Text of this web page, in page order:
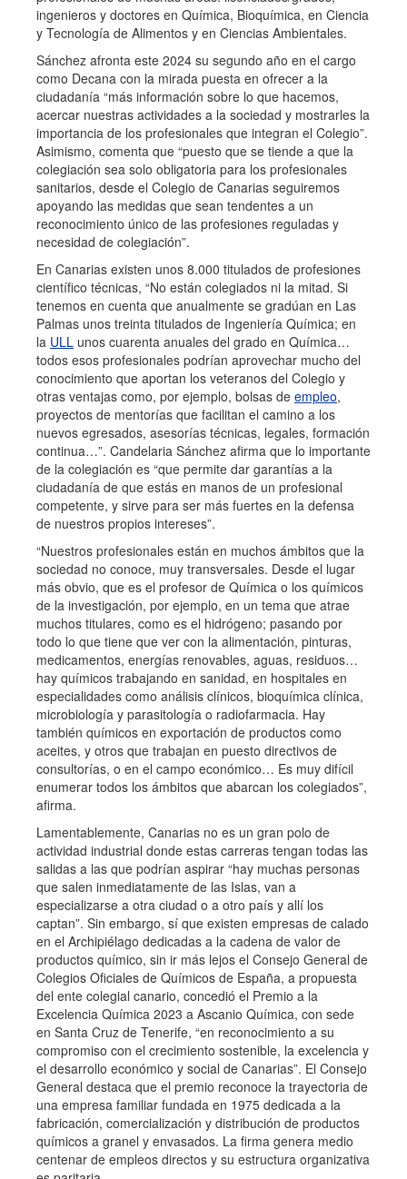
ingenieros y doctores en Química, Bioquímica, en Ciencia
y Tecnología de Alimentos y en Ciencias Ambientales.
Sánchez afronta este 2024 su segundo año en el cargo
como Decana con la mirada puesta en ofrecer a la
ciudadanía “más información sobre lo que hacemos,
acercar nuestras actividades a la sociedad y mostrarles la
importancia de los profesionales que integran el Colegio”.
Asimismo, comenta que “puesto que se tiende a que la
colegiación sea solo obligatoria para los profesionales
sanitarios, desde el Colegio de Canarias seguiremos
apoyando las medidas que sean tendentes a un
reconocimiento único de las profesiones reguladas y
necesidad de colegiación”.
En Canarias existen unos 8.000 titulados de profesiones
científico técnicas, “No están colegiados ni la mitad. Si
tenemos en cuenta que anualmente se gradúan en Las
Palmas unos treinta titulados de Ingeniería Química; en
la ULL unos cuarenta anuales del grado en Química…
todos esos profesionales podrían aprovechar mucho del
conocimiento que aportan los veteranos del Colegio y
otras ventajas como, por ejemplo, bolsas de empleo,
proyectos de mentorías que facilitan el camino a los
nuevos egresados, asesorías técnicas, legales, formación
continua…”. Candelaria Sánchez afirma que lo importante
de la colegiación es “que permite dar garantías a la
ciudadanía de que estás en manos de un profesional
competente, y sirve para ser más fuertes en la defensa
de nuestros propios intereses”.
“Nuestros profesionales están en muchos ámbitos que la
sociedad no conoce, muy transversales. Desde el lugar
más obvio, que es el profesor de Química o los químicos
de la investigación, por ejemplo, en un tema que atrae
muchos titulares, como es el hidrógeno; pasando por
todo lo que tiene que ver con la alimentación, pinturas,
medicamentos, energías renovables, aguas, residuos…
hay químicos trabajando en sanidad, en hospitales en
especialidades como análisis clínicos, bioquímica clínica,
microbiología y parasitología o radiofarmacia. Hay
también químicos en exportación de productos como
aceites, y otros que trabajan en puesto directivos de
consultorías, o en el campo económico… Es muy difícil
enumerar todos los ámbitos que abarcan los colegiados”,
afirma.
Lamentablemente, Canarias no es un gran polo de
actividad industrial donde estas carreras tengan todas las
salidas a las que podrían aspirar “hay muchas personas
que salen inmediatamente de las Islas, van a
especializarse a otra ciudad o a otro país y allí los
captan”. Sin embargo, sí que existen empresas de calado
en el Archipiélago dedicadas a la cadena de valor de
productos químico, sin ir más lejos el Consejo General de
Colegios Oficiales de Químicos de España, a propuesta
del ente colegial canario, concedió el Premio a la
Excelencia Química 2023 a Ascanio Química, con sede
en Santa Cruz de Tenerife, “en reconocimiento a su
compromiso con el crecimiento sostenible, la excelencia y
el desarrollo económico y social de Canarias”. El Consejo
General destaca que el premio reconoce la trayectoria de
una empresa familiar fundada en 1975 dedicada a la
fabricación, comercialización y distribución de productos
químicos a granel y envasados. La firma genera medio
centenar de empleos directos y su estructura organizativa